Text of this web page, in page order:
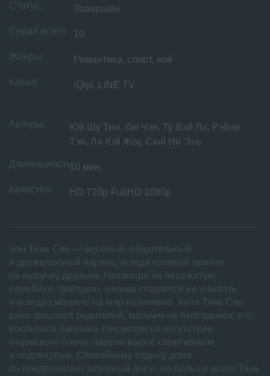
Статус: Завершён
Серий всего: 10
Жанры: Романтика, спорт, яой
Канал: iQiyi, LINE TV
Актеры:
Юй Шу Тин, Лю Чэн, Ту Вэй Ли, Рэйни
Тэн, Ли Юй Жоу, Сюй Ни Энь
Длительность:10 мин.
Качество: HD 720p FullHD 1080p
Чэн Тянь Сян — весёлый, общительный
и дружелюбный парень, всегда готовый прийти
на выручку друзьям. Несмотря на пережитую
семейную трагедию, юноша старается не унывать
и всегда смотреть на мир позитивно. Хотя Тянь Сян
рано лишился родителей, мальчик не был одинок: его
воспитала бабушка. Несмотря на отсутствие
отцовского плеча, парень вырос спортивным
и подтянутым. Спокойному отдыху дома
он предпочитает активный досуг, но больше всего Тянь